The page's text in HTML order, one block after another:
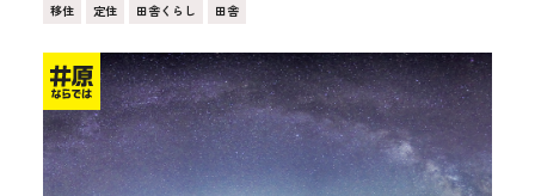
移住 定住 田舎くらし 田舎